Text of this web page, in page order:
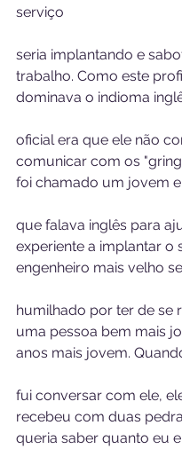
serviço
seria implantando e
trabalho. Como este
dominava o indioma
oficial era que ele não
comunicar com os
foi chamado um jovem
que falava inglês para
experiente a implantar o
engenheiro mais velho
humilhado por ter de se
uma pessoa bem mais
anos mais jovem.
fui conversar com ele,
recebeu com duas
queria saber quanto eu